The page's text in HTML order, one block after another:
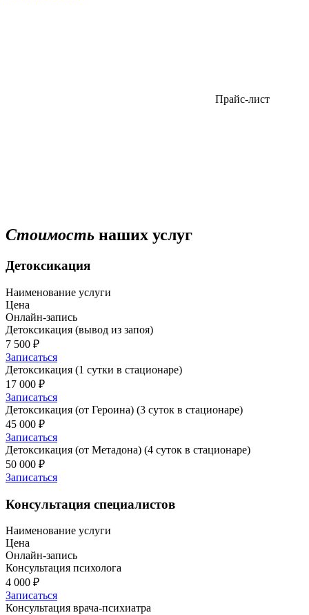
Прайс-лист
Стоимость наших услуг
Детоксикация
Наименование услуги
Цена
Онлайн-запись
Детоксикация (вывод из запоя)
7 500 ₽
Записаться
Детоксикация (1 сутки в стационаре)
17 000 ₽
Записаться
Детоксикация (от Героина) (3 суток в стационаре)
45 000 ₽
Записаться
Детоксикация (от Метадона) (4 суток в стационаре)
50 000 ₽
Записаться
Консультация специалистов
Наименование услуги
Цена
Онлайн-запись
Консультация психолога
4 000 ₽
Записаться
Консультация врача-психиатра